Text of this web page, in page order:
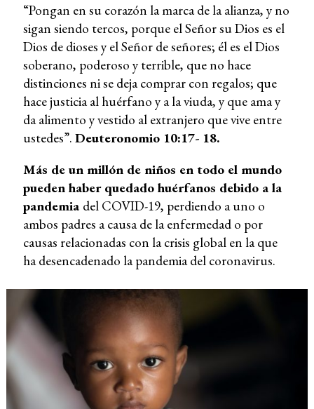
“Pongan en su corazón la marca de la alianza, y no
sigan siendo tercos, porque el Señor su Dios es el
Dios de dioses y el Señor de señores; él es el Dios
soberano, poderoso y terrible, que no hace
distinciones ni se deja comprar con regalos; que
hace justicia al huérfano y a la viuda, y que ama y
da alimento y vestido al extranjero que vive entre
ustedes”. Deuteronomio 10:17- 18.
Más de un millón de niños en todo el mundo
pueden haber quedado huérfanos debido a la
pandemia del COVID-19, perdiendo a uno o
ambos padres a causa de la enfermedad o por
causas relacionadas con la crisis global en la que
ha desencadenado la pandemia del coronavirus.